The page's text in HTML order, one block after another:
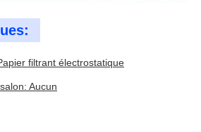
filtrant électrostatique
Aucun